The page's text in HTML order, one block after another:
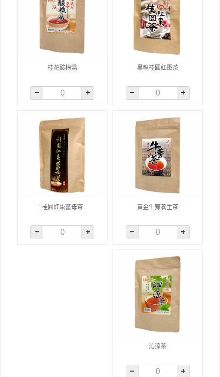
黑糖桂圓紅棗茶
桂花酸梅湯
黃金牛蒡養生茶
桂圓紅棗薑母茶
沁涼茶